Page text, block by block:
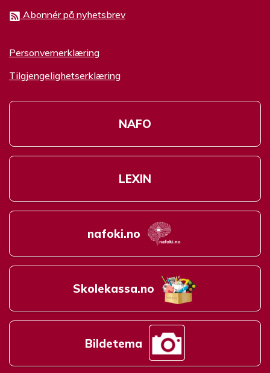
Abonnér på nyhetsbrev
Personvernerklæring
Tilgjengelighetserklæring
NAFO
LEXIN
nafoki.no
Skolekassa.no
Bildetema